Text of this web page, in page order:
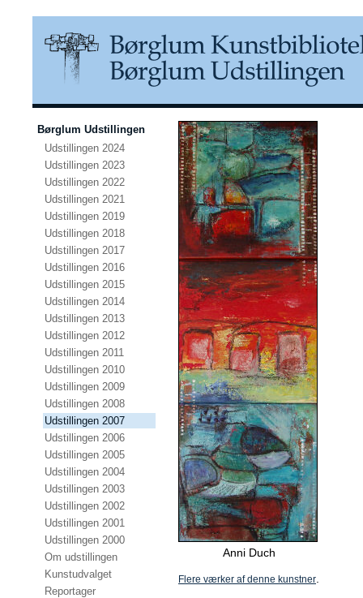
Børglum Udstillingen
Udstillingen 2024
Udstillingen 2023
Udstillingen 2022
Udstillingen 2021
Udstillingen 2019
Udstillingen 2018
Udstillingen 2017
Udstillingen 2016
Udstillingen 2015
Udstillingen 2014
Udstillingen 2013
Udstillingen 2012
Udstillingen 2011
Udstillingen 2010
Udstillingen 2009
Udstillingen 2008
Udstillingen 2007
Udstillingen 2006
Udstillingen 2005
Udstillingen 2004
Udstillingen 2003
Udstillingen 2002
Udstillingen 2001
Udstillingen 2000
Om udstillingen
Kunstudvalget
Reportager
Anni Duch
Flere værker af denne kunstner